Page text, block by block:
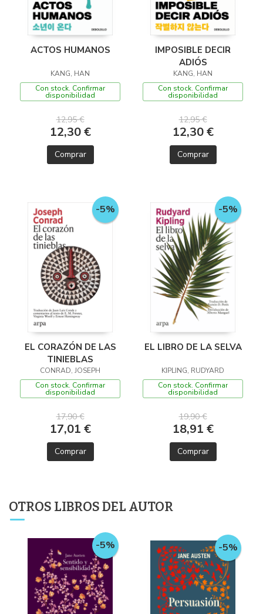
ACTOS HUMANOS
KANG, HAN
Con stock. Confirmar
disponibilidad
12,95 €
12,30 €
Comprar
IMPOSIBLE DECIR
ADIÓS
KANG, HAN
Con stock. Confirmar
disponibilidad
12,95 €
12,30 €
Comprar
-5%
EL CORAZÓN DE LAS
TINIEBLAS
CONRAD, JOSEPH
Con stock. Confirmar
disponibilidad
17,90 €
17,01 €
Comprar
-5%
EL LIBRO DE LA SELVA
KIPLING, RUDYARD
Con stock. Confirmar
disponibilidad
19,90 €
18,91 €
Comprar
OTROS LIBROS DEL AUTOR
-5% -5%